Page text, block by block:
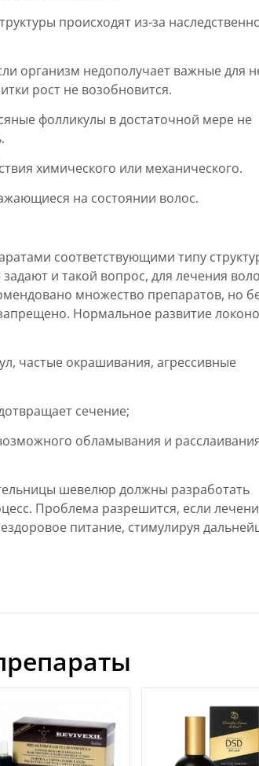
происходят из-за
организм недополучает важные для
рост не возобновится.
фолликулы в достаточной мере не
химического или механического.
на состоянии волос.
соответствующими типу
и такой вопрос, для лечения
множество препаратов, но
Нормальное развитие
частые окрашивания, агрессивные
сечение;
обламывания и
шевелюр должны разработать
Проблема разрешится, если
питание, стимулируя